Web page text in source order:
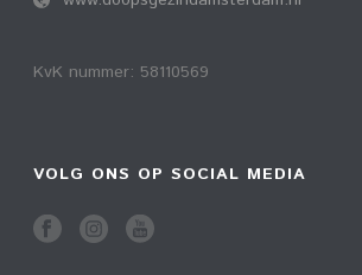
KvK nummer: 58110569
VOLG ONS OP SOCIAL MEDIA